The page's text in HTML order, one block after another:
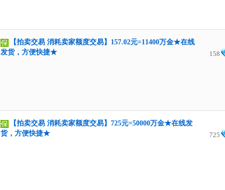
【拍卖交易 消耗卖家额度交易】157.02元=11400万金★在线
发货，方便快捷★
158
【拍卖交易 消耗卖家额度交易】725元=50000万金★在线发
货，方便快捷★
725